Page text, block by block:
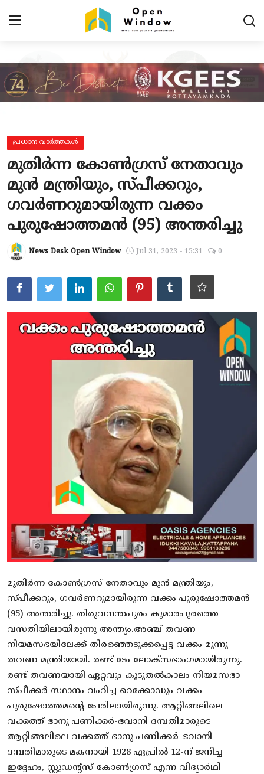
Login Register
Home
പ്രധാന വാർത്തകൾ
പ്രാദേശികം
കായികം
TOURISM
വിനോദം
ആരോഗ്യം
Gallery
പ്രധാന വാർത്തകൾ
മുതിര്‍ന്ന കോണ്‍ഗ്രസ് നേതാവും
മുന്‍ മന്ത്രിയും, സ്പീക്കറും,
ഗവര്‍ണറുമായിരുന്ന വക്കം
പുരുഷോത്തമന്‍ (95) അന്തരിച്ചു
News Desk Open Window Jul 31, 2023 - 15:31 0
മുതിര്‍ന്ന കോണ്‍ഗ്രസ് നേതാവും മുന്‍ മന്ത്രിയും,
സ്പീക്കറും, ഗവര്‍ണറുമായിരുന്ന വക്കം പുരുഷോത്തമന്‍
(95) അന്തരിച്ചു. തിരുവനന്തപുരം കുമാരപുരത്തെ
വസതിയിലായിരുന്നു അന്ത്യം.അഞ്ച് തവണ
നിയമസഭയിലേക്ക് തിരഞ്ഞെടുക്കപ്പെട്ട വക്കം മൂന്നു
തവണ മന്ത്രിയായി. രണ്ട് ടേം ലോക്‌സഭാംഗമായിരുന്നു.
രണ്ട് തവണയായി ഏറ്റവും കൂടുതല്‍കാലം നിയമസഭാ
സ്പീക്കര്‍ സ്ഥാനം വഹിച്ച റെക്കോഡും വക്കം
പുരുഷോത്തമന്റെ പേരിലായിരുന്നു. ആറ്റിങ്ങലിലെ
വക്കത്ത് ഭാനു പണിക്കര്‍-ഭവാനി ദമ്പതിമാരുടെ
ആറ്റിങ്ങലിലെ വക്കത്ത് ഭാനു പണിക്കര്‍-ഭവാനി
ദമ്പതിമാരുടെ മകനായി 1928 ഏപ്രില്‍ 12-ന് ജനിച്ച
ഇദ്ദേഹം, സ്റ്റുഡന്റ്‌സ് കോണ്‍ഗ്രസ് എന്ന വിദ്യാര്‍ഥി